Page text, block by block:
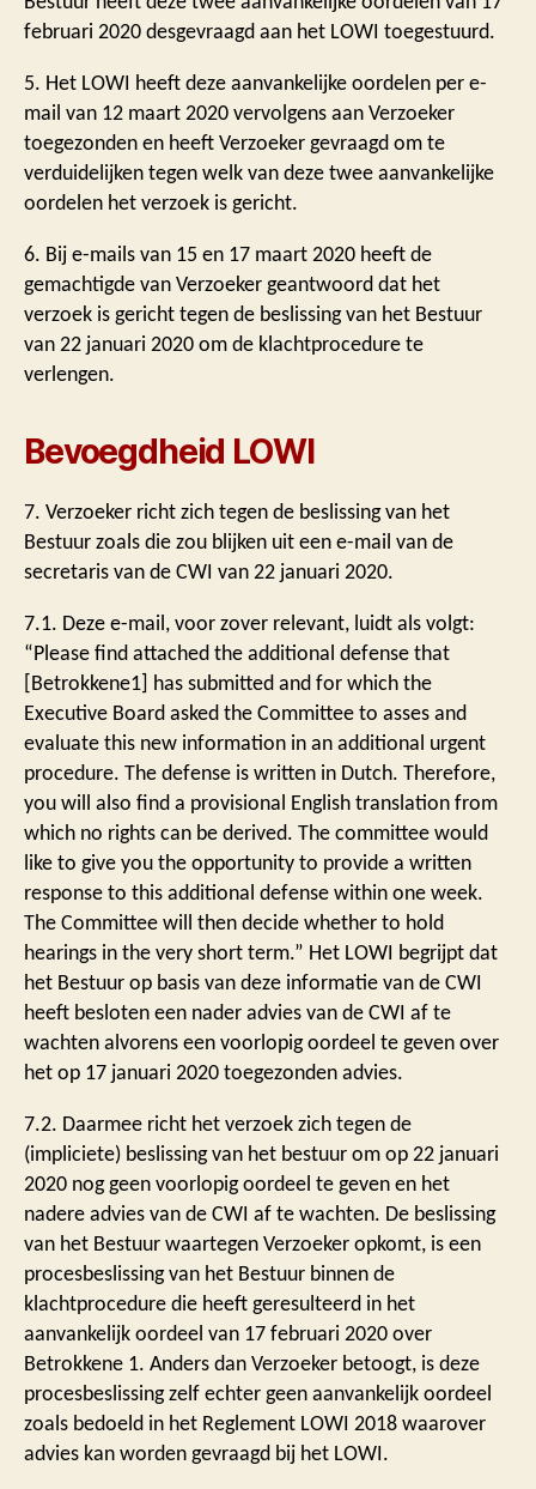
februari 2020 desgevraagd aan het LOWI toegestuurd.
5. Het LOWI heeft deze aanvankelijke oordelen per e-
mail van 12 maart 2020 vervolgens aan Verzoeker
toegezonden en heeft Verzoeker gevraagd om te
verduidelijken tegen welk van deze twee aanvankelijke
oordelen het verzoek is gericht.
6. Bij e-mails van 15 en 17 maart 2020 heeft de
gemachtigde van Verzoeker geantwoord dat het
verzoek is gericht tegen de beslissing van het Bestuur
van 22 januari 2020 om de klachtprocedure te
verlengen.
Bevoegdheid LOWI
7. Verzoeker richt zich tegen de beslissing van het
Bestuur zoals die zou blijken uit een e-mail van de
secretaris van de CWI van 22 januari 2020.
7.1. Deze e-mail, voor zover relevant, luidt als volgt:
“Please find attached the additional defense that
[Betrokkene1] has submitted and for which the
Executive Board asked the Committee to asses and
evaluate this new information in an additional urgent
procedure. The defense is written in Dutch. Therefore,
you will also find a provisional English translation from
which no rights can be derived. The committee would
like to give you the opportunity to provide a written
response to this additional defense within one week.
The Committee will then decide whether to hold
hearings in the very short term.” Het LOWI begrijpt dat
het Bestuur op basis van deze informatie van de CWI
heeft besloten een nader advies van de CWI af te
wachten alvorens een voorlopig oordeel te geven over
het op 17 januari 2020 toegezonden advies.
7.2. Daarmee richt het verzoek zich tegen de
(impliciete) beslissing van het bestuur om op 22 januari
2020 nog geen voorlopig oordeel te geven en het
nadere advies van de CWI af te wachten. De beslissing
van het Bestuur waartegen Verzoeker opkomt, is een
procesbeslissing van het Bestuur binnen de
klachtprocedure die heeft geresulteerd in het
aanvankelijk oordeel van 17 februari 2020 over
Betrokkene 1. Anders dan Verzoeker betoogt, is deze
procesbeslissing zelf echter geen aanvankelijk oordeel
zoals bedoeld in het Reglement LOWI 2018 waarover
advies kan worden gevraagd bij het LOWI.